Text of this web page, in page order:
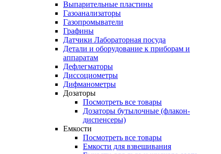
Выпарительные пластины
Газоанализаторы
Газопромыватели
Графины
Датчики Лабораторная посуда
Детали и оборудование к приборам и
аппаратам
Дефлегматоры
Диссоциометры
Дифманометры
Дозаторы
Посмотреть все товары
Дозаторы бутылочные (флакон-
диспенсеры)
Емкости
Посмотреть все товары
Емкости для взвешивания